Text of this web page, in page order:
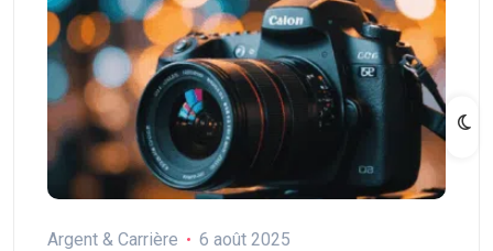
Argent & Carrière 6 août 2025